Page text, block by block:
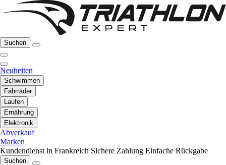
Suchen
Neuheiten
Schwimmen
Fahrräder
Laufen
Ernährung
Elektronik
Abverkauf
Marken
Kundendienst in Frankreich Sichere Zahlung Einfache Rückgabe
Suchen